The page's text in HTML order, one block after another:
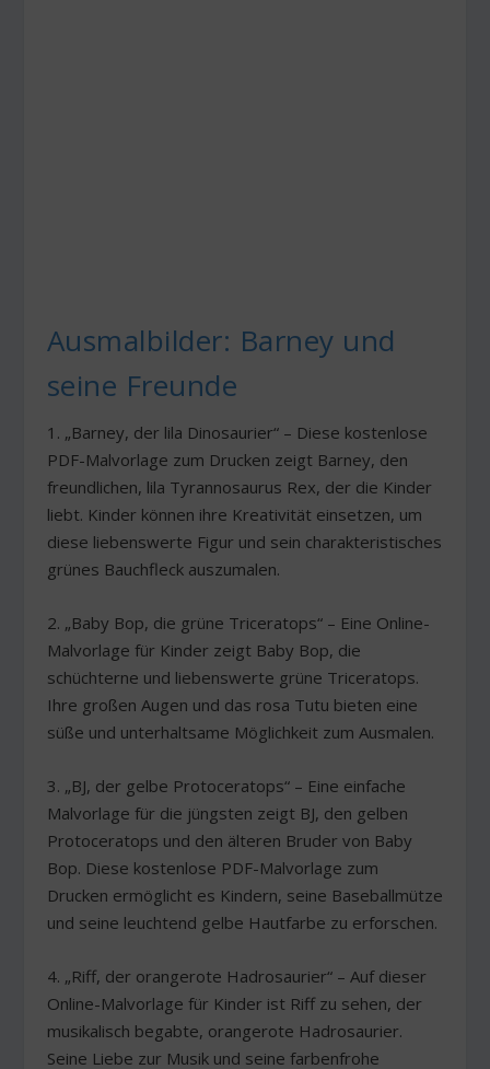
Ausmalbilder: Barney und
seine Freunde
1. „Barney, der lila Dinosaurier“ – Diese kostenlose
PDF-Malvorlage zum Drucken zeigt Barney, den
freundlichen, lila Tyrannosaurus Rex, der die Kinder
liebt. Kinder können ihre Kreativität einsetzen, um
diese liebenswerte Figur und sein charakteristisches
grünes Bauchfleck auszumalen.
2. „Baby Bop, die grüne Triceratops“ – Eine Online-
Malvorlage für Kinder zeigt Baby Bop, die
schüchterne und liebenswerte grüne Triceratops.
Ihre großen Augen und das rosa Tutu bieten eine
süße und unterhaltsame Möglichkeit zum Ausmalen.
3. „BJ, der gelbe Protoceratops“ – Eine einfache
Malvorlage für die jüngsten zeigt BJ, den gelben
Protoceratops und den älteren Bruder von Baby
Bop. Diese kostenlose PDF-Malvorlage zum
Drucken ermöglicht es Kindern, seine Baseballmütze
und seine leuchtend gelbe Hautfarbe zu erforschen.
4. „Riff, der orangerote Hadrosaurier“ – Auf dieser
Online-Malvorlage für Kinder ist Riff zu sehen, der
musikalisch begabte, orangerote Hadrosaurier.
Seine Liebe zur Musik und seine farbenfrohe